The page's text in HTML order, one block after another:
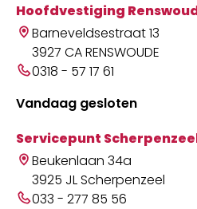
Hoofdvestiging
Barneveldsestraat 13
3927 CA RENSWOUDE
0318 - 57 17 61
Vandaag gesloten
Servicepunt
Beukenlaan 34a
3925 JL Scherpenzeel
033 - 277 85 56